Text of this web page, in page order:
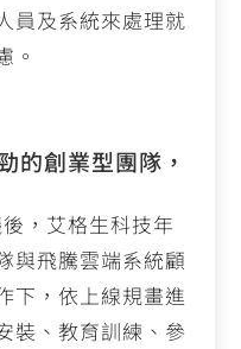
員及系統來處理就
。
的創業型團隊，
，艾格生科技年
與飛騰雲端系統顧
下，依上線規畫進
裝、教育訓練、參